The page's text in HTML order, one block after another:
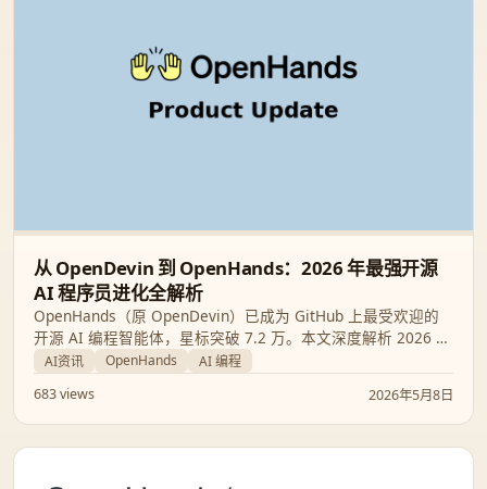
从 OpenDevin 到 OpenHands：2026 年最强开源
AI 程序员进化全解析
OpenHands（原 OpenDevin）已成为 GitHub 上最受欢迎的
开源 AI 编程智能体，星标突破 7.2 万。本文深度解析 2026 年
3 月的最新功能更新，包括全新的“规划模式”与 Slash 菜单，并
探讨其在企业级开发中的核心优势。
AI资讯 OpenHands
AI 编程
683 views
2026年5月8日